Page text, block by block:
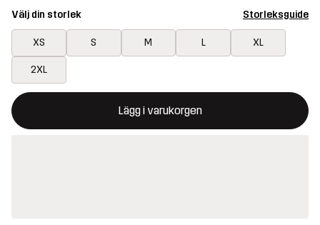
Välj din storlek Storleksguide
XS S M L XL
2XL
Lägg i varukorgen
Denna knapp kommer att öppna en modal som bekräftar en ny
{{size}} inte tillgänglig